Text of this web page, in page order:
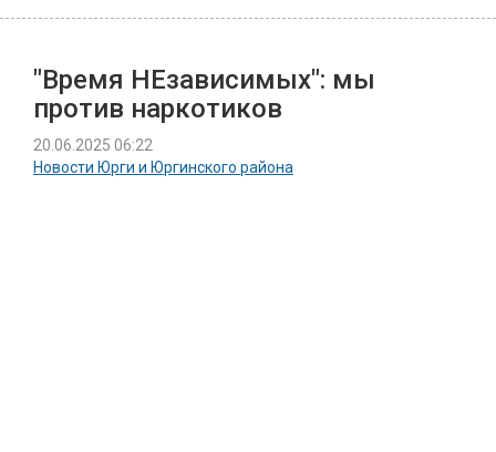
"Время НЕзависимых": мы
против наркотиков
20.06.2025 06:22
Новости Юрги и Юргинского района